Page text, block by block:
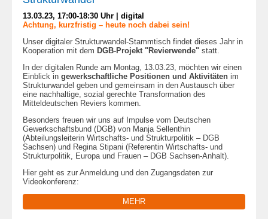
13.03.23, 17:00-18:30 Uhr | digital
Achtung, kurzfristig – heute noch dabei sein!
Unser digitaler Strukturwandel-Stammtisch findet dieses Jahr in
Kooperation mit dem DGB-Projekt "Revierwende" statt.
In der digitalen Runde am Montag, 13.03.23, möchten wir einen
Einblick in gewerkschaftliche Positionen und Aktivitäten im
Strukturwandel geben und gemeinsam in den Austausch über
eine nachhaltige, sozial gerechte Transformation des
Mitteldeutschen Reviers kommen.
Besonders freuen wir uns auf Impulse vom Deutschen
Gewerkschaftsbund (DGB) von Manja Sellenthin
(Abteilungsleiterin Wirtschafts- und Strukturpolitik – DGB
Sachsen) und Regina Stipani (Referentin Wirtschafts- und
Strukturpolitik, Europa und Frauen – DGB Sachsen-Anhalt).
Hier geht es zur Anmeldung und den Zugangsdaten zur
Videokonferenz:
MEHR